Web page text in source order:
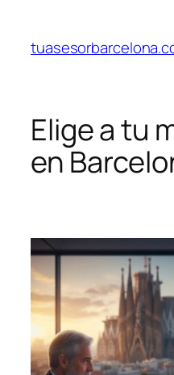
contenido
Elige a tu
en